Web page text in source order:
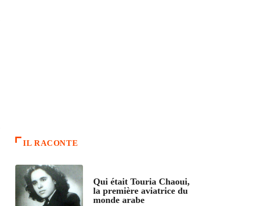
IL RACONTE
Qui était Touria Chaoui,
la première aviatrice du
monde arabe